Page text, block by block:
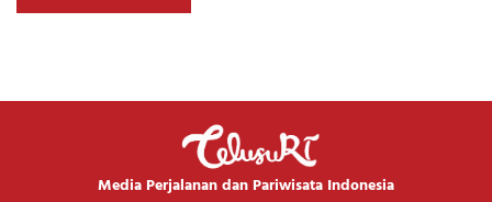
Media Perjalanan dan Pariwisata Indonesia